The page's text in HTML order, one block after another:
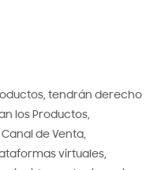
tendrán derecho
los Productos,
de Venta,
virtuales,